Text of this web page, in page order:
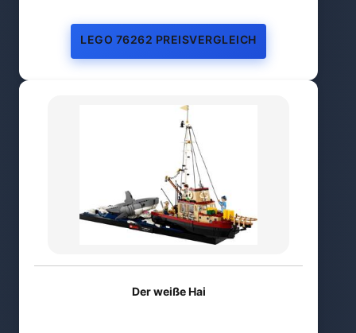
LEGO 76262 PREISVERGLEICH
Der weiße Hai